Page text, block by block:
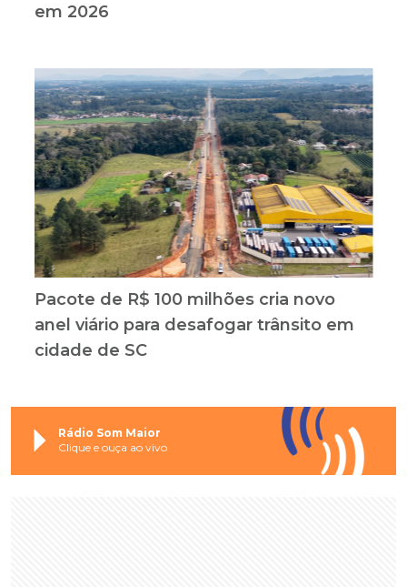
em 2026
Pacote de R$ 100 milhões cria novo
anel viário para desafogar trânsito em
cidade de SC
Rádio Som Maior
Clique e ouça ao vivo